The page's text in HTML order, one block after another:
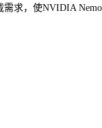
求，使NVIDIA